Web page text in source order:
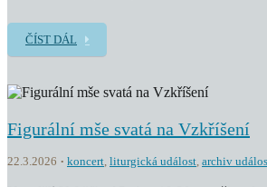
ČÍST DÁL
Figurální mše svatá na Vzkříšení
22.3.2026 koncert, liturgická událost, archiv